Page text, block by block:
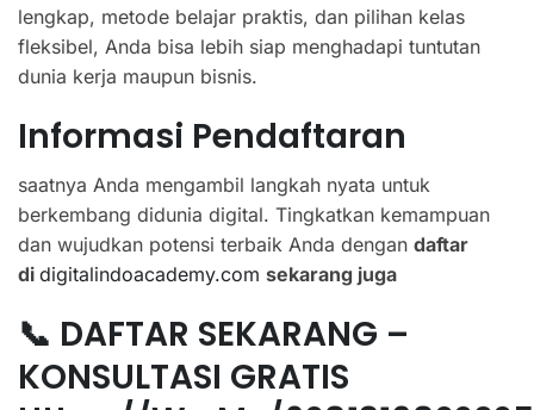
lengkap, metode belajar praktis, dan pilihan kelas
fleksibel, Anda bisa lebih siap menghadapi tuntutan
dunia kerja maupun bisnis.
Informasi Pendaftaran
saatnya Anda mengambil langkah nyata untuk
berkembang didunia digital. Tingkatkan kemampuan
dan wujudkan potensi terbaik Anda dengan daftar
di digitalindoacademy.com sekarang juga
📞 DAFTAR SEKARANG –
KONSULTASI GRATIS